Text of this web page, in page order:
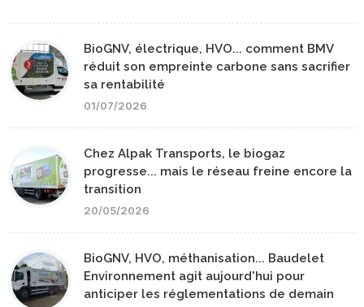
BioGNV, électrique, HVO... comment BMV
réduit son empreinte carbone sans sacrifier
sa rentabilité
01/07/2026
Chez Alpak Transports, le biogaz
progresse... mais le réseau freine encore la
transition
20/05/2026
BioGNV, HVO, méthanisation... Baudelet
Environnement agit aujourd'hui pour
anticiper les réglementations de demain